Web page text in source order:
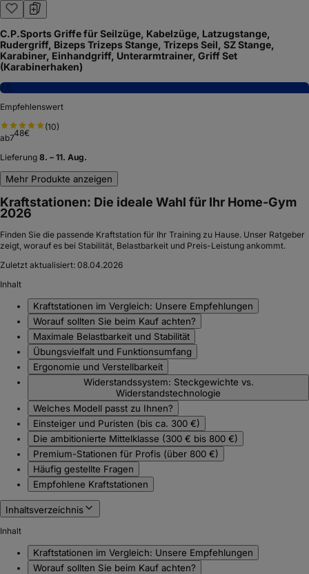
C.P.Sports Griffe für Seilzüge, Kabelzüge, Latzugstange,
Rudergriff, Bizeps Trizeps Stange, Trizeps Seil, SZ Stange,
Karabiner, Einhandgriff, Unterarmtrainer, Griff Set
(Karabinerhaken)
7,6
Empfehlenswert
(10)
ab748€
Lieferung 8. – 11. Aug.
Mehr Produkte anzeigen
Kraftstationen: Die ideale Wahl für Ihr Home-Gym
2026
Finden Sie die passende Kraftstation für Ihr Training zu Hause. Unser Ratgeber
zeigt, worauf es bei Stabilität, Belastbarkeit und Preis-Leistung ankommt.
Zuletzt aktualisiert: 08.04.2026
Inhalt
Kraftstationen im Vergleich: Unsere Empfehlungen
Worauf sollten Sie beim Kauf achten?
Maximale Belastbarkeit und Stabilität
Übungsvielfalt und Funktionsumfang
Ergonomie und Verstellbarkeit
Widerstandssystem: Steckgewichte vs.
Widerstandstechnologie
Welches Modell passt zu Ihnen?
Einsteiger und Puristen (bis ca. 300 €)
Die ambitionierte Mittelklasse (300 € bis 800 €)
Premium-Stationen für Profis (über 800 €)
Häufig gestellte Fragen
Empfohlene Kraftstationen
Inhaltsverzeichnis
Inhalt
Kraftstationen im Vergleich: Unsere Empfehlungen
Worauf sollten Sie beim Kauf achten?